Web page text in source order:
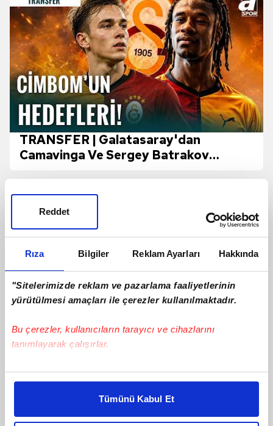
Rıza Bilgiler Reklam Ayarları Hakkında
"Sitelerimizde reklam ve pazarlama faaliyetlerinin
yürütülmesi amaçları ile çerezler kullanılmaktadır.
Bu çerezler, kullanıcıların tarayıcı ve cihazlarını
tanımlayarak çalışırlar.
Bu çerezlere izin vermeniz halinde sizlere özel
daha iyi reklam deneyimi yaşatabiliriz. Bunu yaparken
amacımızın size daha iyi bir reklam deneyimi sunmak
Tümünü Kabul Et
Reddet
TRANSFER | Galatasaray'dan
Camavinga Ve Sergey Batrakov
yanıt!